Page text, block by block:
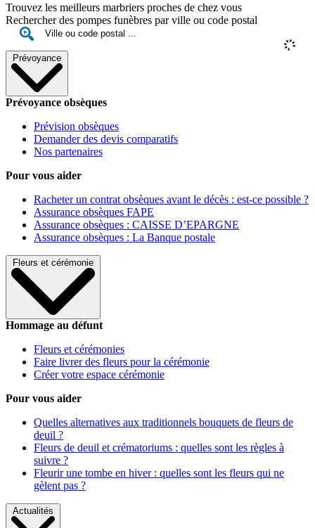
Trouvez les meilleurs marbriers proches de chez vous
Rechercher des pompes funèbres par ville ou code postal
Prévoyance
Prévoyance obsèques
Prévision obsèques
Demander des devis comparatifs
Nos partenaires
Pour vous aider
Racheter un contrat obsèques avant le décès : est-ce possible ?
Assurance obsèques FAPE
Assurance obsèques : CAISSE D’EPARGNE
Assurance obsèques : La Banque postale
Fleurs et cérémonie
Hommage au défunt
Fleurs et cérémonies
Faire livrer des fleurs pour la cérémonie
Créer votre espace cérémonie
Pour vous aider
Quelles alternatives aux traditionnels bouquets de fleurs de
deuil ?
Fleurs de deuil et crématoriums : quelles sont les règles à
suivre ?
Fleurir une tombe en hiver : quelles sont les fleurs qui ne
gèlent pas ?
Actualités